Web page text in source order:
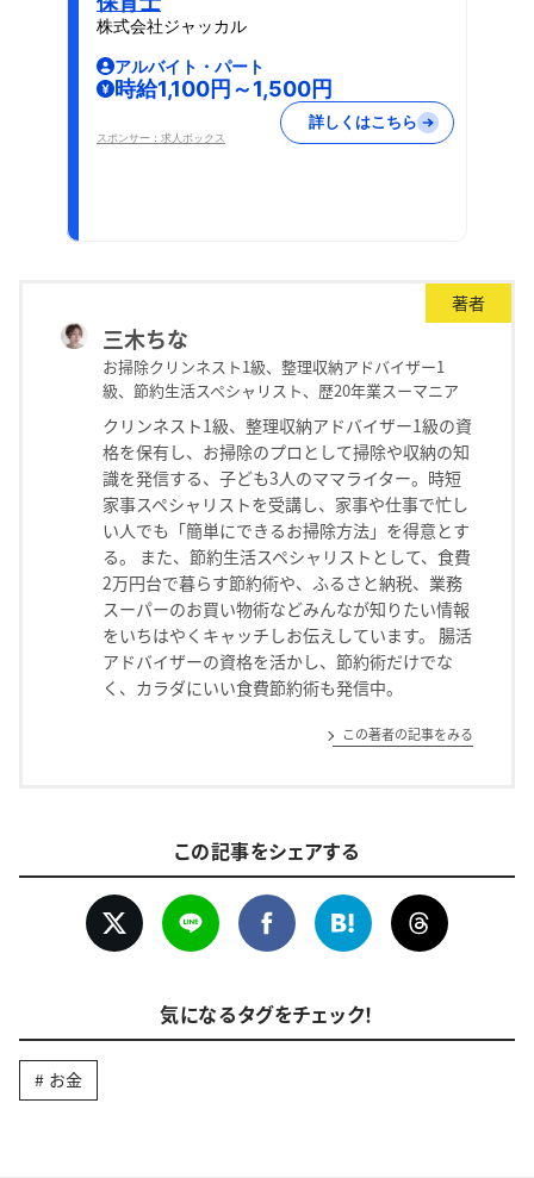
株式会社ジャッカル
アルバイト・パート
時給1,100円～1,500円
スポンサー：求人ボックス
詳しくはこちら
著者
三木ちな
お掃除クリンネスト1級、整理収納アドバイザー1
級、節約生活スペシャリスト、歴20年業スーマニア
クリンネスト1級、整理収納アドバイザー1級の資
格を保有し、お掃除のプロとして掃除や収納の知
識を発信する、子ども3人のママライター。時短
家事スペシャリストを受講し、家事や仕事で忙し
い人でも「簡単にできるお掃除方法」を得意とす
る。 また、節約生活スペシャリストとして、食費
2万円台で暮らす節約術や、ふるさと納税、業務
スーパーのお買い物術などみんなが知りたい情報
をいちはやくキャッチしお伝えしています。 腸活
アドバイザーの資格を活かし、節約術だけでな
く、カラダにいい食費節約術も発信中。
この著者の記事をみる
この記事をシェアする
気になるタグをチェック！
お金